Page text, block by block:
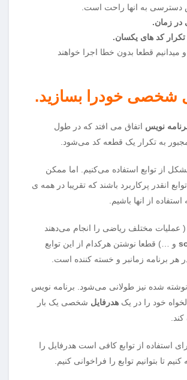
دسترسی به انها راحت است.
زمان.
کد های یکسان.
و میدانیم قطعا بدون خطا اجرا خواهند
شخصی خودرا بسازید.
نویس اتفاق می افتد که در طول
به تکرار یک قطعه کد می‌شود.
از توابع استفاده می‌کنیم. اما ممکن
انقدر پرکاربرد باشند که تقریبا در همه ی
استفاده از انها باشیم.
عملیات مختلف ریاضی را انجام می‌دهند
و …) قطعا نوشتن هرکدام از این توابع
هر برنامه زمانبر و خسته کننده است.
شده نیز طولانی می‌شود. برنامه نویس
خود را در یک هدرفایل شخصی یک بار
کند.
استفاده از توابع کافی است هدرفایل را
تا بتوانیم توابع را فراخوانی کنیم.